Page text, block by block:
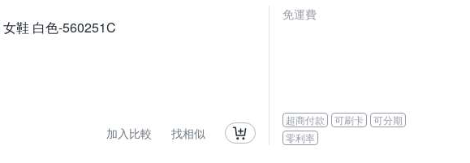
鞋 白色-560251C
加入比較 找相似
免運費
超商付款 可刷卡
可分期
零利率